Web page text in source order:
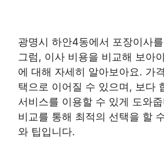
광명시 하안4동에서 포장이사
그럼, 이사 비용을 비교해 보아
에 대해 자세히 알아보아요. 가
택으로 이어질 수 있으며, 보다
서비스를 이용할 수 있게 도와
비교를 통해 최적의 선택을 할
와 팁입니다.